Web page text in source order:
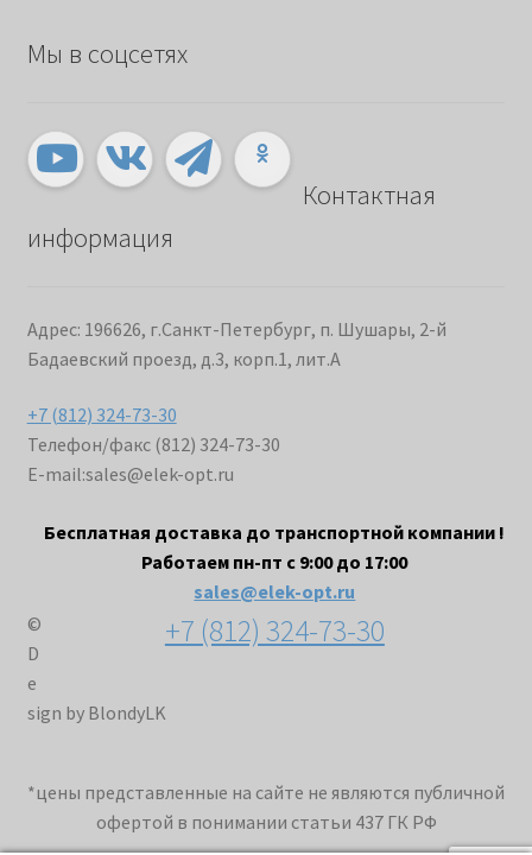
Мы в соцсетях
Контактная
информация
Адрес: 196626, г.Санкт-Петербург, п. Шушары, 2-й
Бадаевский проезд, д.3, корп.1, лит.А
+7 (812) 324-73-30
Телефон/факс (812) 324-73-30
E-mail:sales@elek-opt.ru
Бесплатная доставка до транспортной компании !
Работаем пн-пт с 9:00 до 17:00
sales@elek-opt.ru
+7 (812) 324-73-30
©
D
e
sign by BlondyLK
*цены представленные на сайте не являются публичной
офертой в понимании статьи 437 ГК РФ